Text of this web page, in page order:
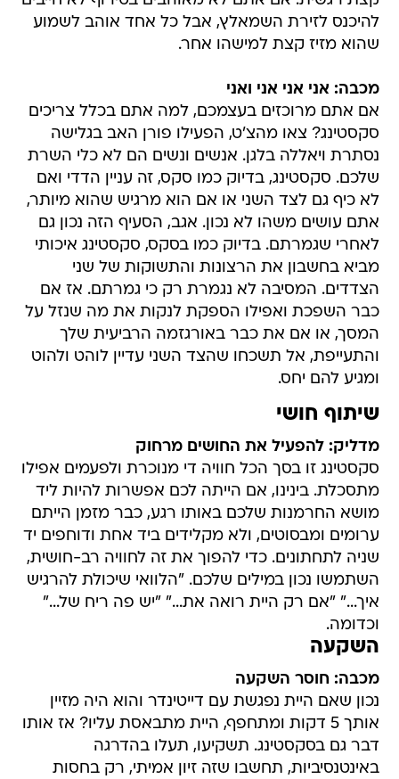
להיכנס לזירת השמאלץ, אבל כל אחד אוהב לשמוע
שהוא מזיז קצת למישהו אחר.
מכבה: אני אני אני ואני
אם אתם מרוכזים בעצמכם, למה אתם בכלל צריכים
סקסטינג? צאו מהצ'ט, הפעילו פורן האב בגלישה
נסתרת ויאללה בלגן. אנשים ונשים הם לא כלי השרת
שלכם. סקסטינג, בדיוק כמו סקס, זה עניין הדדי ואם
לא כיף גם לצד השני או אם הוא מרגיש שהוא מיותר,
אתם עושים משהו לא נכון. אגב, הסעיף הזה נכון גם
לאחרי שגמרתם. בדיוק כמו בסקס, סקסטינג איכותי
מביא בחשבון את הרצונות והתשוקות של שני
הצדדים. המסיבה לא נגמרת רק כי גמרתם. אז אם
כבר השפכת ואפילו הספקת לנקות את מה שנזל על
המסך, או אם את כבר באורגזמה הרביעית שלך
והתעייפת, אל תשכחו שהצד השני עדיין לוהט ולהוט
ומגיע להם יחס.
שיתוף חושי
מדליק: להפעיל את החושים מרחוק
סקסטינג זו בסך הכל חוויה די מנוכרת ולפעמים אפילו
מתסכלת. בינינו, אם הייתה לכם אפשרות להיות ליד
מושא החרמנות שלכם באותו רגע, כבר מזמן הייתם
ערומים ומבסוטים, ולא מקלידים ביד אחת ודוחפים יד
שניה לתחתונים. כדי להפוך את זה לחוויה רב-חושית,
השתמשו נכון במילים שלכם. "הלוואי שיכולת להרגיש
איך..." "אם רק היית רואה את..." "יש פה ריח של..."
וכדומה.
השקעה
מכבה: חוסר השקעה
נכון שאם היית נפגשת עם דייטינדר והוא היה מזיין
אותך 5 דקות ומתחפף, היית מתבאסת עליו? אז אותו
דבר גם בסקסטינג. תשקיעו, תעלו בהדרגה
באינטנסיביות, תחשבו שזה זיון אמיתי, רק בחסות